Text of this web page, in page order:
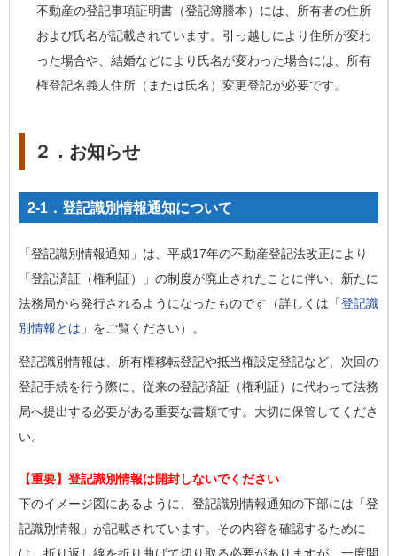
不動産の登記事項証明書（登記簿謄本）には、所有者の住所
および氏名が記載されています。引っ越しにより住所が変わ
った場合や、結婚などにより氏名が変わった場合には、所有
権登記名義人住所（または氏名）変更登記が必要です。
２．お知らせ
2-1．登記識別情報通知について
「登記識別情報通知」は、平成17年の不動産登記法改正により
「登記済証（権利証）」の制度が廃止されたことに伴い、新たに
法務局から発行されるようになったものです（詳しくは「登記識
別情報とは 」をご覧ください）。
登記識別情報は、所有権移転登記や抵当権設定登記など、次回の
登記手続を行う際に、従来の登記済証（権利証）に代わって法務
局へ提出する必要がある重要な書類です。大切に保管してくださ
い。
【重要】登記識別情報は開封しないでください
下のイメージ図にあるように、登記識別情報通知の下部には「登
記識別情報」が記載されています。その内容を確認するために
は、折り返し線を折り曲げて切り取る必要がありますが、一度開